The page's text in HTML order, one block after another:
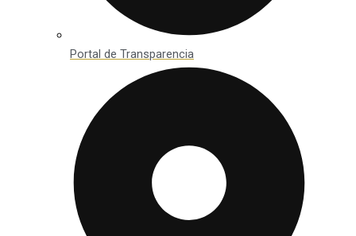
Portal de Transparencia